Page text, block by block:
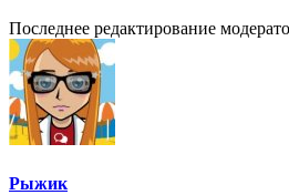
Последнее редактирование
Рыжик